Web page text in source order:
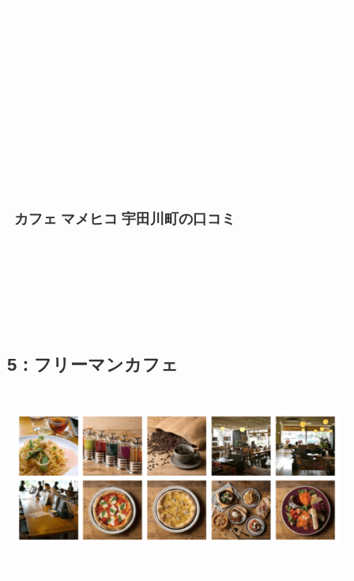
カフェ マメヒコ 宇田川町の口コミ
5：フリーマンカフェ